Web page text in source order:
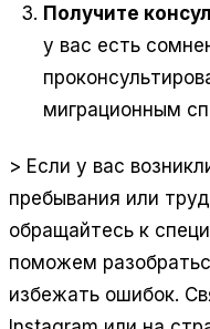
Получите
у вас есть
миграционным
> Если у вас
пребывания или
обращайтесь к
поможем
избежать ошибок.